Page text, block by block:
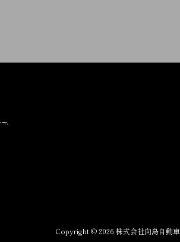
Copyright © 2026 株式会社向島自動